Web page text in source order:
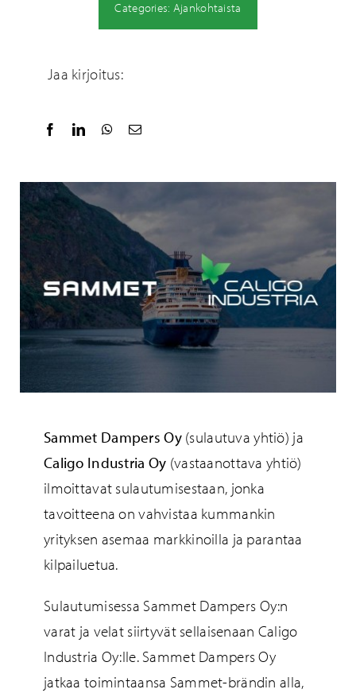
Categories: Ajankohtaista
Jaa kirjoitus:
Sammet Dampers Oy(sulautuva yhtiö) ja
Caligo Industria Oy (vastaanottava yhtiö)
ilmoittavat sulautumisestaan, jonka
tavoitteena on vahvistaa kummankin
yrityksen asemaa markkinoilla ja parantaa
kilpailuetua.
Sulautumisessa Sammet Dampers Oy:n
varat ja velat siirtyvät sellaisenaan Caligo
Industria Oy:lle. Sammet Dampers Oy
jatkaa toimintaansa Sammet-brändin alla,